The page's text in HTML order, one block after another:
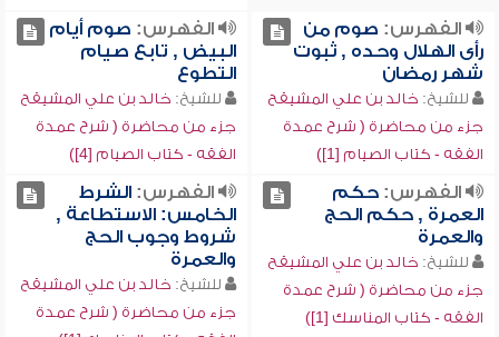
الفهرس: صوم من
رأى الهلال وحده , ثبوت
شهر رمضان
للشيخ: خالد بن علي المشيقح
جزء من محاضرة ( شرح عمدة
الفقه - كتاب الصيام [1])
الفهرس: صوم أيام
البيض , تابع صيام
التطوع
للشيخ: خالد بن علي المشيقح
جزء من محاضرة ( شرح عمدة
الفقه - كتاب الصيام [4])
الفهرس:حكم
العمرة , حكم الحج
والعمرة
للشيخ: خالد بن علي المشيقح
جزء من محاضرة ( شرح عمدة
الفقه - كتاب المناسك [1])
الفهرس:الشرط
الخامس: الاستطاعة ,
شروط وجوب الحج
والعمرة
للشيخ: خالد بن علي المشيقح
جزء من محاضرة ( شرح عمدة